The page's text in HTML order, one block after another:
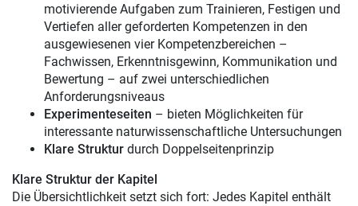
motivierende Aufgaben zum Trainieren, Festigen und
Vertiefen aller geforderten Kompetenzen in den
ausgewiesenen vier Kompetenzbereichen –
Fachwissen, Erkenntnisgewinn, Kommunikation und
Bewertung – auf zwei unterschiedlichen
Anforderungsniveaus
Experimenteseiten – bieten Möglichkeiten für
interessante naturwissenschaftliche Untersuchungen
Klare Struktur durch Doppelseitenprinzip
Klare Struktur der Kapitel
Die Übersichtlichkeit setzt sich fort: Jedes Kapitel enthält